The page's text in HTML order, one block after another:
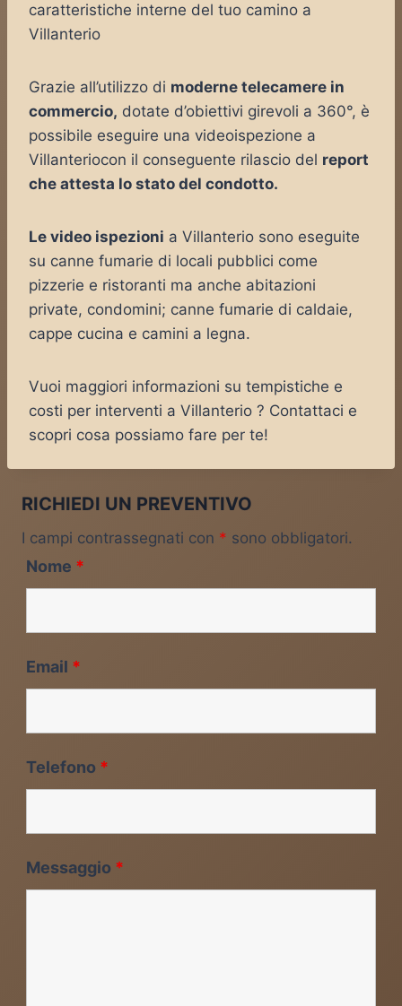
caratteristiche interne del tuo camino a
Villanterio
Grazie all’utilizzo di moderne telecamere in
commercio, dotate d’obiettivi girevoli a 360°, è
possibile eseguire una videoispezione a
Villanteriocon il conseguente rilascio del report
che attesta lo stato del condotto.
Le video ispezioni a Villanterio sono eseguite
su canne fumarie di locali pubblici come
pizzerie e ristoranti ma anche abitazioni
private, condomini; canne fumarie di caldaie,
cappe cucina e camini a legna.
Vuoi maggiori informazioni su tempistiche e
costi per interventi a Villanterio ? Contattaci e
scopri cosa possiamo fare per te!
RICHIEDI UN PREVENTIVO
I campi contrassegnati con * sono obbligatori.
Nome *
Email *
Telefono *
Messaggio *